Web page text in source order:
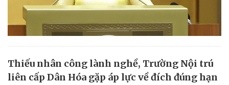
Thiếu nhân công lành nghề, Trường Nội trú
liên cấp Dân Hóa gặp áp lực về đích đúng hạn